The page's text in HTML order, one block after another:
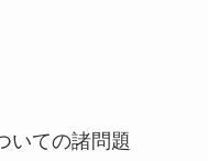
いての諸問題